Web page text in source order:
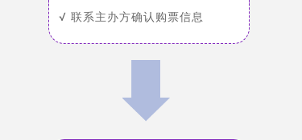
√ 联系主办方确认购票信息